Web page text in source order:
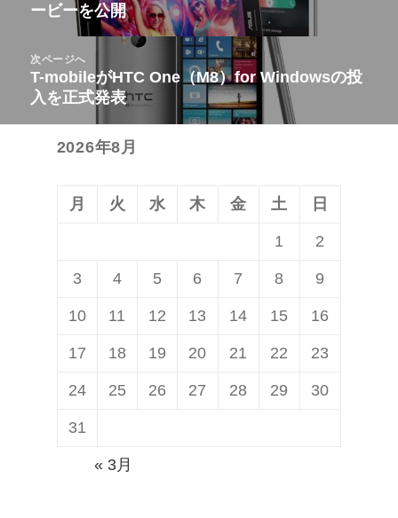
ービーを公開
次ページへ
次
の
投
T-mobileがHTC One（M8）for Windowsの投
入を正式発表
2026年8月
月 火 水 木 金 土 日
1 2
3 4 5 6 7 8 9
10 11 12 13 14 15 16
17 18 19 20 21 22 23
24 25 26 27 28 29 30
31
« 3月